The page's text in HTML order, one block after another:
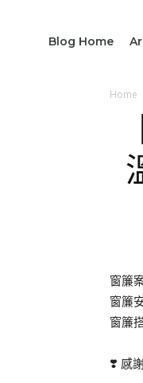
Blog Home
Home
窗簾
窗簾
窗簾
❣️ 感